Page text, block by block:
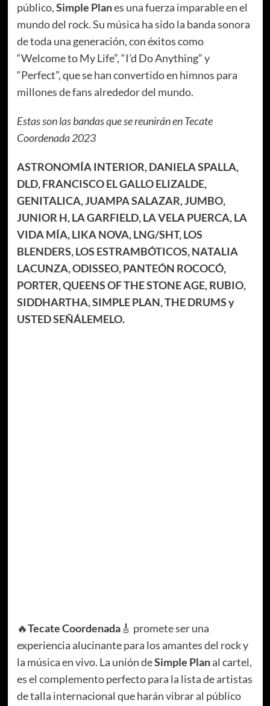
público,Simple Planes una fuerza imparable en el
mundo del rock. Su música ha sido la banda sonora
de toda una generación, con éxitos como
“Welcome to My Life”, “I’d Do Anything” y
“Perfect”, que se han convertido en himnos para
millones de fans alrededor del mundo.
Estas son las bandas que se reunirán en Tecate
Coordenada 2023
ASTRONOMÍA INTERIOR, DANIELA SPALLA,
DLD, FRANCISCO EL GALLO ELIZALDE,
GENITALICA, JUAMPA SALAZAR, JUMBO,
JUNIOR H, LA GARFIELD, LA VELA PUERCA, LA
VIDA MÍA, LIKA NOVA, LNG/SHT, LOS
BLENDERS, LOS ESTRAMBÓTICOS, NATALIA
LACUNZA, ODISSEO, PANTEÓN ROCOCÓ,
PORTER, QUEENS OF THE STONE AGE, RUBIO,
SIDDHARTHA, SIMPLE PLAN, THE DRUMS y
USTED SEÑÁLEMELO.
🔥Tecate Coordenada🎸 promete ser una
experiencia alucinante para los amantes del rock y
la música en vivo. La unión deSimple Planal cartel,
es el complemento perfecto para la lista de artistas
de talla internacional que harán vibrar al público